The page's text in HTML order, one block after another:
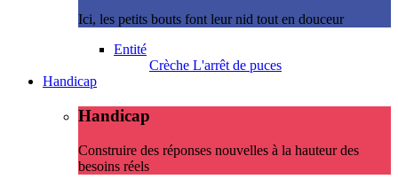
Ici, les petits bouts font leur nid tout en douceur
Entité
Crèche L'arrêt de puces
Handicap
Handicap
Construire des réponses nouvelles à la hauteur des
besoins réels